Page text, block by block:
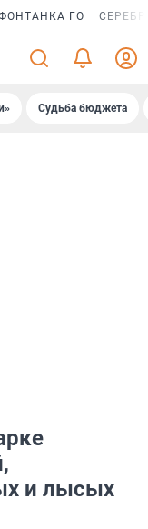
ГО
Судьба бюджета
и лысых